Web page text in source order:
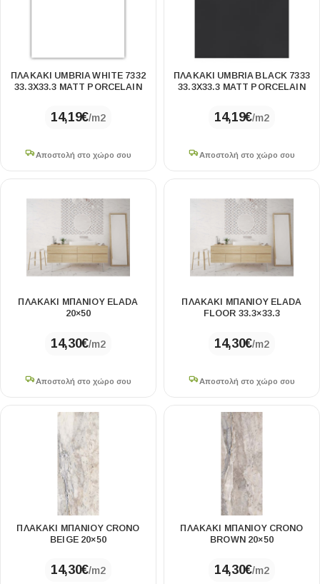
ΠΛΑΚΑΚΙ UMBRIA WHITE 7332
33.3X33.3 MATT PORCELAIN
14,19€/m2
Αποστολή στο χώρο σου
ΠΛΑΚΑΚΙ UMBRIA BLACK 7333
33.3X33.3 MATT PORCELAIN
14,19€/m2
Αποστολή στο χώρο σου
ΠΛΑΚΑΚΙ ΜΠΑΝΙΟΥ ELADA
20×50
14,30€/m2
Αποστολή στο χώρο σου
ΠΛΑΚΑΚΙ ΜΠΑΝΙΟΥ ELADA
FLOOR 33.3×33.3
14,30€/m2
Αποστολή στο χώρο σου
ΠΛΑΚΑΚΙ ΜΠΑΝΙΟΥ CRONO
BEIGE 20×50
14,30€/m2
ΠΛΑΚΑΚΙ ΜΠΑΝΙΟΥ CRONO
BROWN 20×50
14,30€/m2